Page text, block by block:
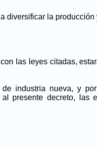
la
las leyes citadas,
industria nueva, y
presente decreto, las